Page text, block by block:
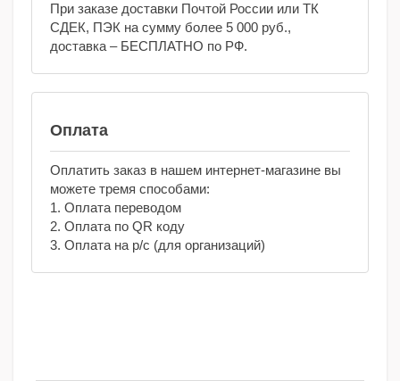
При заказе доставки Почтой России или ТК
СДЕК, ПЭК на сумму более 5 000 руб.,
доставка – БЕСПЛАТНО по РФ.
Оплата
Оплатить заказ в нашем интернет-магазине вы
можете тремя способами:
1. Оплата переводом
2. Оплата по QR коду
3. Оплата на р/с (для организаций)